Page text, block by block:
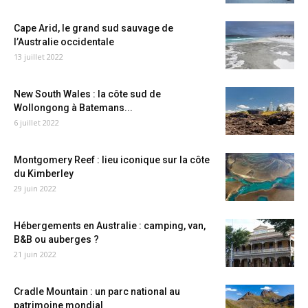
Cape Arid, le grand sud sauvage de
l’Australie occidentale
13 juillet 2022
New South Wales : la côte sud de
Wollongong à Batemans...
6 juillet 2022
Montgomery Reef : lieu iconique sur la côte
du Kimberley
29 juin 2022
Hébergements en Australie : camping, van,
B&B ou auberges ?
21 juin 2022
Cradle Mountain : un parc national au
patrimoine mondial